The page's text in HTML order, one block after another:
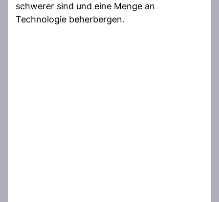
schwerer sind und eine Menge an
Technologie beherbergen.